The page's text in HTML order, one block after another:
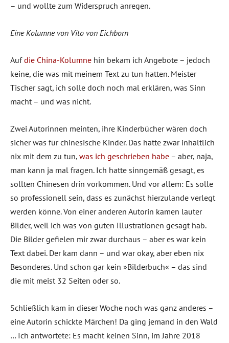
– und wollte zum Widerspruch anregen.
Eine Kolumne von Vito von Eichborn
Aufdie China-Kolumne hin bekam ich Angebote – jedoch
keine, die was mit meinem Text zu tun hatten. Meister
Tischer sagt, ich solle doch noch mal erklären, was Sinn
macht – und was nicht.
Zwei Autorinnen meinten, ihre Kinderbücher wären doch
sicher was für chinesische Kinder. Das hatte zwar inhaltlich
nix mit dem zu tun, was ich geschrieben habe – aber, naja,
man kann ja mal fragen. Ich hatte sinngemäß gesagt, es
sollten Chinesen drin vorkommen. Und vor allem: Es solle
so professionell sein, dass es zunächst hierzulande verlegt
werden könne. Von einer anderen Autorin kamen lauter
Bilder, weil ich was von guten Illustrationen gesagt hab.
Die Bilder gefielen mir zwar durchaus – aber es war kein
Text dabei. Der kam dann – und war okay, aber eben nix
Besonderes. Und schon gar kein »Bilderbuch« – das sind
die mit meist 32 Seiten oder so.
Schließlich kam in dieser Woche noch was ganz anderes –
eine Autorin schickte Märchen! Da ging jemand in den Wald
… Ich antwortete: Es macht keinen Sinn, im Jahre 2018